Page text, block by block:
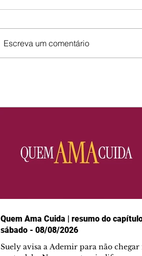
Escreva um comentário
Quem Ama Cuida | resumo do
sábado - 08/08/2026
Suely avisa a Ademir para não chegar